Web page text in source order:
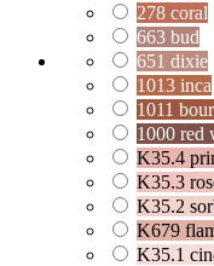
278 coral
663 bud
651 dixie
1013 inca
1011
1000 red
K35.4
K35.3
K35.2
K679
K35.1